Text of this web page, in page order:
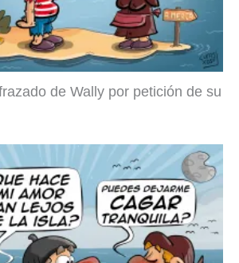
de Wally por petición de su